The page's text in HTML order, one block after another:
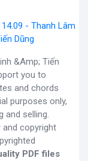
- Thanh Lâm
Dũng
&Amp; Tiến
you to
and chords
purposes only,
and selling.
copyright
PDF files